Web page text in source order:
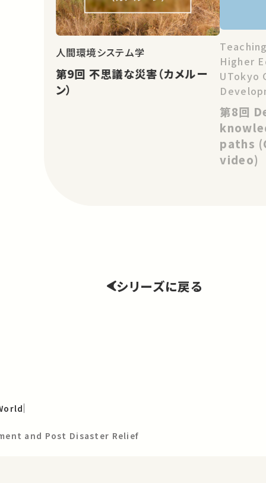
人間環境システム学
第9回 不思議な災害（カメルー
ン）
Higher
UTokyo
Global
第8回 Deconstructing
paths
video)
シリーズに戻る
and Post Disaster Relief